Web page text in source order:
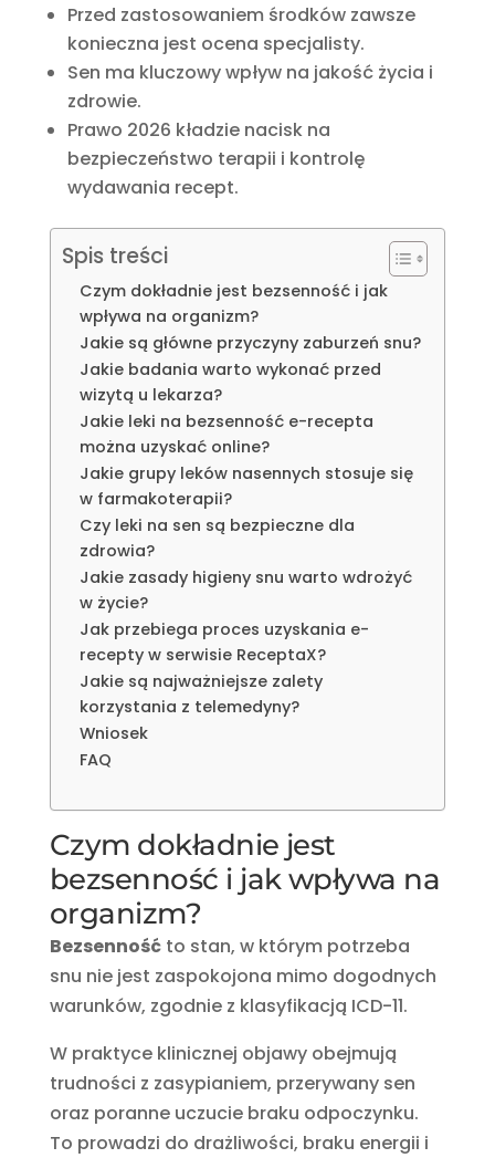
Przed zastosowaniem środków zawsze
konieczna jest ocena specjalisty.
Sen ma kluczowy wpływ na jakość życia i
zdrowie.
Prawo 2026 kładzie nacisk na
bezpieczeństwo terapii i kontrolę
wydawania recept.
Spis treści
Czym dokładnie jest bezsenność i jak
wpływa na organizm?
Jakie są główne przyczyny zaburzeń snu?
Jakie badania warto wykonać przed
wizytą u lekarza?
Jakie leki na bezsenność e-recepta
można uzyskać online?
Jakie grupy leków nasennych stosuje się
w farmakoterapii?
Czy leki na sen są bezpieczne dla
zdrowia?
Jakie zasady higieny snu warto wdrożyć
w życie?
Jak przebiega proces uzyskania e-
recepty w serwisie ReceptaX?
Jakie są najważniejsze zalety
korzystania z telemedyny?
Wniosek
FAQ
Czym dokładnie jest
bezsenność i jak wpływa na
organizm?
Bezsennośćto stan, w którym potrzeba
snu nie jest zaspokojona mimo dogodnych
warunków, zgodnie z klasyfikacją ICD-11.
W praktyce klinicznej objawy obejmują
trudności z zasypianiem, przerywany sen
oraz poranne uczucie braku odpoczynku.
To prowadzi do drażliwości, braku energii i